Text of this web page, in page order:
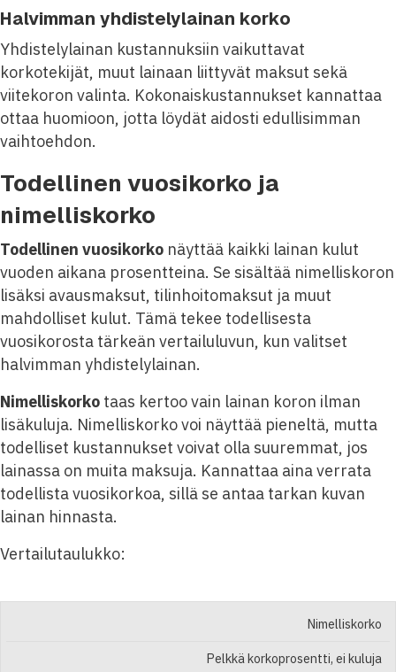
Halvimman yhdistelylainan korko
Yhdistelylainan kustannuksiin vaikuttavat
korkotekijät, muut lainaan liittyvät maksut sekä
viitekoron valinta. Kokonaiskustannukset kannattaa
ottaa huomioon, jotta löydät aidosti edullisimman
vaihtoehdon.
Todellinen vuosikorko ja
nimelliskorko
Todellinen vuosikorko näyttää kaikki lainan kulut
vuoden aikana prosentteina. Se sisältää nimelliskoron
lisäksi avausmaksut, tilinhoitomaksut ja muut
mahdolliset kulut. Tämä tekee todellisesta
vuosikorosta tärkeän vertailuluvun, kun valitset
halvimman yhdistelylainan.
Nimelliskorko taas kertoo vain lainan koron ilman
lisäkuluja. Nimelliskorko voi näyttää pieneltä, mutta
todelliset kustannukset voivat olla suuremmat, jos
lainassa on muita maksuja. Kannattaa aina verrata
todellista vuosikorkoa, sillä se antaa tarkan kuvan
lainan hinnasta.
Vertailutaulukko:
Nimelliskorko
Pelkkä korkoprosentti, ei kuluja